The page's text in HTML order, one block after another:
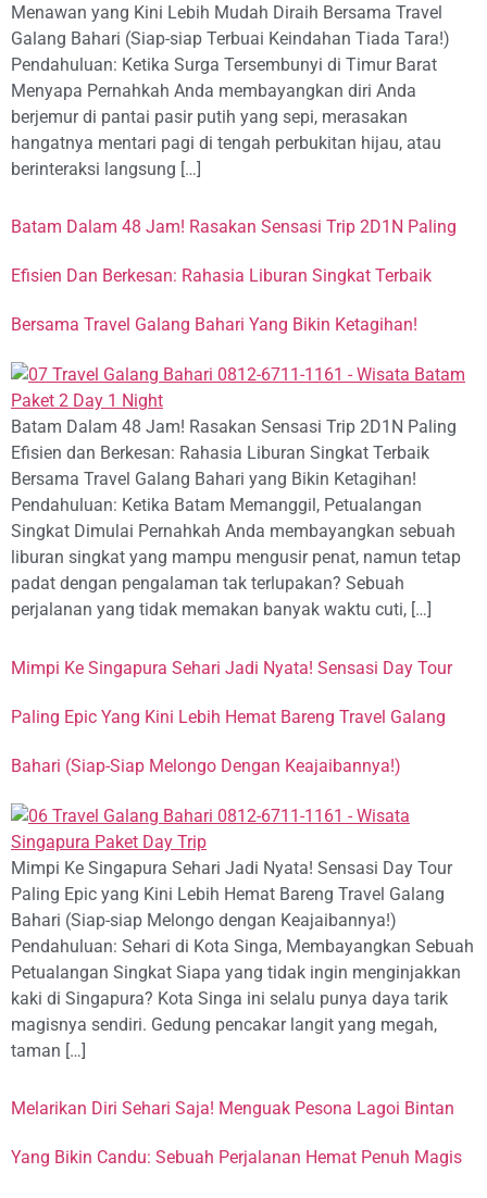
Menawan yang Kini Lebih Mudah Diraih Bersama Travel
Galang Bahari (Siap-siap Terbuai Keindahan Tiada Tara!)
Pendahuluan: Ketika Surga Tersembunyi di Timur Barat
Menyapa Pernahkah Anda membayangkan diri Anda
berjemur di pantai pasir putih yang sepi, merasakan
hangatnya mentari pagi di tengah perbukitan hijau, atau
berinteraksi langsung […]
Batam Dalam 48 Jam! Rasakan Sensasi Trip 2D1N Paling
Efisien Dan Berkesan: Rahasia Liburan Singkat Terbaik
Bersama Travel Galang Bahari Yang Bikin Ketagihan!
Batam Dalam 48 Jam! Rasakan Sensasi Trip 2D1N Paling
Efisien dan Berkesan: Rahasia Liburan Singkat Terbaik
Bersama Travel Galang Bahari yang Bikin Ketagihan!
Pendahuluan: Ketika Batam Memanggil, Petualangan
Singkat Dimulai Pernahkah Anda membayangkan sebuah
liburan singkat yang mampu mengusir penat, namun tetap
padat dengan pengalaman tak terlupakan? Sebuah
perjalanan yang tidak memakan banyak waktu cuti, […]
Mimpi Ke Singapura Sehari Jadi Nyata! Sensasi Day Tour
Paling Epic Yang Kini Lebih Hemat Bareng Travel Galang
Bahari (Siap-Siap Melongo Dengan Keajaibannya!)
Mimpi Ke Singapura Sehari Jadi Nyata! Sensasi Day Tour
Paling Epic yang Kini Lebih Hemat Bareng Travel Galang
Bahari (Siap-siap Melongo dengan Keajaibannya!)
Pendahuluan: Sehari di Kota Singa, Membayangkan Sebuah
Petualangan Singkat Siapa yang tidak ingin menginjakkan
kaki di Singapura? Kota Singa ini selalu punya daya tarik
magisnya sendiri. Gedung pencakar langit yang megah,
taman […]
Melarikan Diri Sehari Saja! Menguak Pesona Lagoi Bintan
Yang Bikin Candu: Sebuah Perjalanan Hemat Penuh Magis